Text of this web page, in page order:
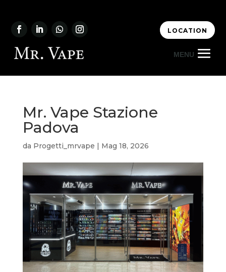
LOCATION
Mr. Vape Stazione
Padova
da Progetti_mrvape | Mag 18, 2026